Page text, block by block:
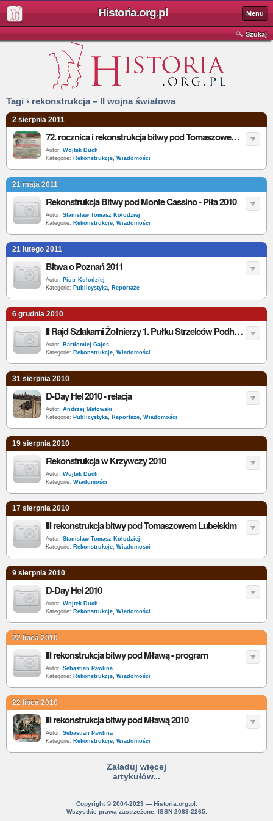
Historia.org.pl Menu
Szukaj
Tagi › rekonstrukcja – II wojna światowa
2 sierpnia 2011
72. rocznica i rekonstrukcja bitwy pod Tomaszowem Lubelskim
Autor: Wojtek Duch
Kategorie: Rekonstrukcje, Wiadomości
21 maja 2011
Rekonstrukcja Bitwy pod Monte Cassino - Piła 2010
Autor: Stanisław Tomasz Kołodziej
Kategorie: Rekonstrukcje, Wiadomości
21 lutego 2011
Bitwa o Poznań 2011
Autor: Piotr Kołodziej
Kategorie: Publicystyka, Reportaże
6 grudnia 2010
II Rajd Szlakami Żołnierzy 1. Pułku Strzelców Podhalańskich AK
Autor: Bartłomiej Gajos
Kategorie: Rekonstrukcje, Wiadomości
31 sierpnia 2010
D-Day Hel 2010 - relacja
Autor: Andrzej Matowski
Kategorie: Publicystyka, Reportaże, Wiadomości
19 sierpnia 2010
Rekonstrukcja w Krzywczy 2010
Autor: Wojtek Duch
Kategorie: Wiadomości
17 sierpnia 2010
III rekonstrukcja bitwy pod Tomaszowem Lubelskim
Autor: Stanisław Tomasz Kołodziej
Kategorie: Rekonstrukcje, Wiadomości
9 sierpnia 2010
D-Day Hel 2010
Autor: Wojtek Duch
Kategorie: Rekonstrukcje, Wiadomości
22 lipca 2010
III rekonstrukcja bitwy pod Mławą - program
Autor: Sebastian Pawlina
Kategorie: Rekonstrukcje, Wiadomości
22 lipca 2010
III rekonstrukcja bitwy pod Mławą 2010
Autor: Sebastian Pawlina
Kategorie: Rekonstrukcje, Wiadomości
Załaduj więcej
artykułów...
Copyright © 2004-2023 — Historia.org.pl.
Wszystkie prawa zastrzeżone. ISSN 2083-2265.